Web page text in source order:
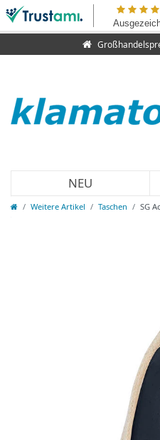
NEU
Weitere Artikel Taschen SG